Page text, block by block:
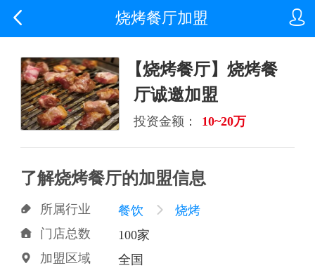

 烧烤餐厅加盟
【烧烤餐厅】烧烤餐
厅诚邀加盟
投资金额： 10~20万
了解烧烤餐厅的加盟信息
 所属行业 餐饮  烧烤
 门店总数 100家
 加盟区域 全国